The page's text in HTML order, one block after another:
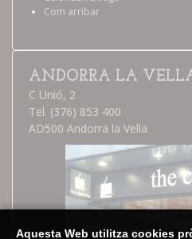
Com arribar
ANDORRA LA
C Unió, 2
Tel. (376) 853 400
AD500 Andorra la Vella
Aquesta Web utilitza cookies